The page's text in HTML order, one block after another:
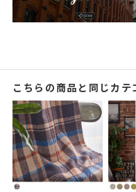
こちらの商品と同じカテ